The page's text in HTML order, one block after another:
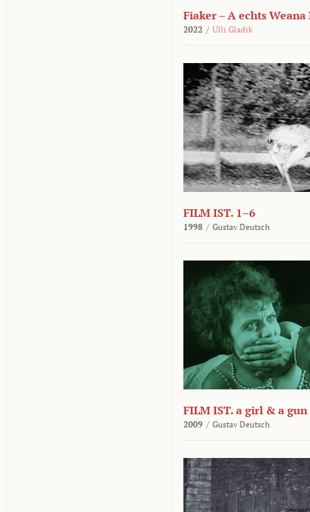
Fiaker – A echts
2022 / Ulli Gladik
FILM IST. 1–6
1998 / Gustav Deutsch
FILM IST. a girl & a gun
2009 / Gustav Deutsch